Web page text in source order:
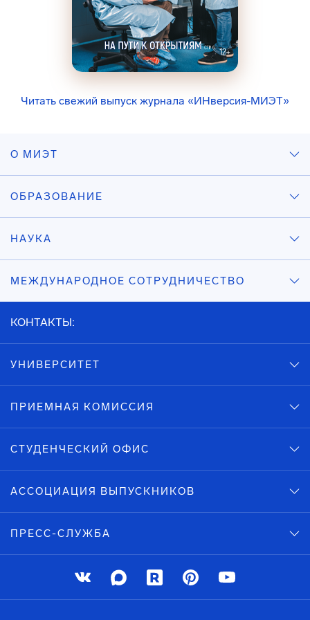
Читать свежий выпуск журнала «ИНверсия-МИЭТ»
О МИЭТ
ОБРАЗОВАНИЕ
НАУКА
МЕЖДУНАРОДНОЕ СОТРУДНИЧЕСТВО
КОНТАКТЫ:
УНИВЕРСИТЕТ
ПРИЕМНАЯ КОМИССИЯ
СТУДЕНЧЕСКИЙ ОФИС
АССОЦИАЦИЯ ВЫПУСКНИКОВ
ПРЕСС-СЛУЖБА